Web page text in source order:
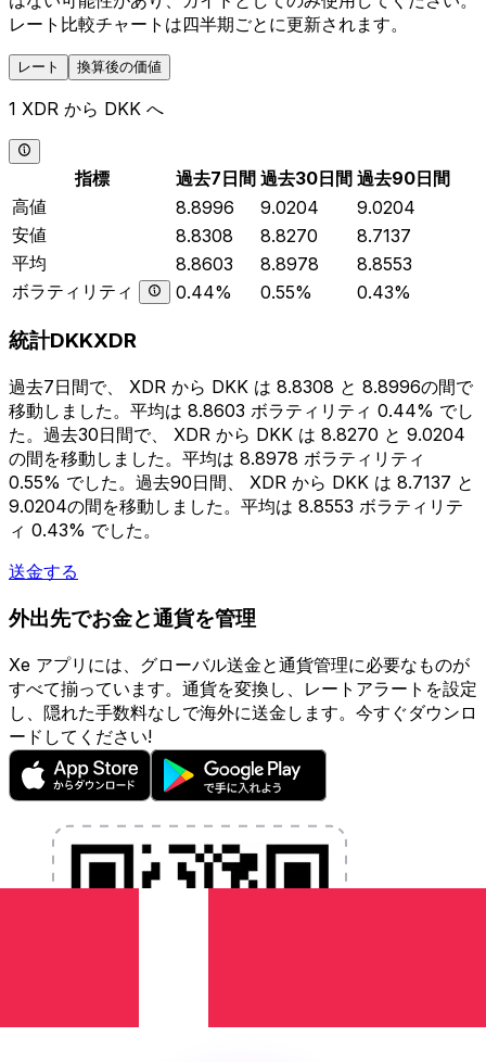
レート比較チャートは四半期ごとに更新されます。
レート 換算後の価値
1 XDR から DKK へ
指標 過去7日間 過去30日間 過去90日間
高値
8.8996 9.0204
9.0204
安値
8.8308 8.8270
8.7137
平均
8.8603 8.8978
8.8553
ボラティリティ
0.44% 0.55% 0.43%
統計DKKXDR
過去7日間で、 XDR から DKK は 8.8308 と 8.8996の間で
移動しました。平均は 8.8603 ボラティリティ 0.44% でし
た。過去30日間で、 XDR から DKK は 8.8270 と 9.0204
の間を移動しました。平均は 8.8978 ボラティリティ
0.55% でした。過去90日間、 XDR から DKK は 8.7137 と
9.0204の間を移動しました。平均は 8.8553 ボラティリテ
ィ 0.43% でした。
送金する
外出先でお金と通貨を管理
Xe アプリには、グローバル送金と通貨管理に必要なものが
すべて揃っています。通貨を変換し、レートアラートを設定
し、隠れた手数料なしで海外に送金します。今すぐダウンロ
ードしてください!